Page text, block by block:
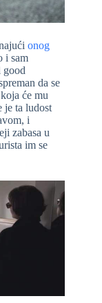
onog
i sam
good
da se
će mu
je ta ludost
i
zabasa u
im se